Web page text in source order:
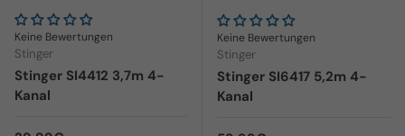
Keine Bewertungen
Stinger
Stinger SI4412 3,7m 4-
Kanal
Keine Bewertungen
Stinger
Stinger SI6417 5,2m 4-
Kanal